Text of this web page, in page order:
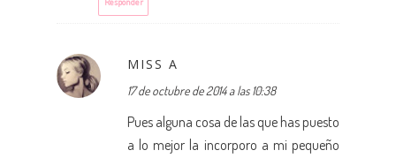
MISS A
17 de octubre de 2014 a las 10:38
Pues alguna cosa de las que has puesto
a lo mejor la incorporo a mi pequeño